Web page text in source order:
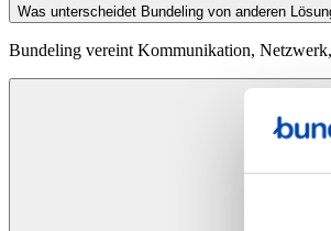
Was unterscheidet Bundeling von anderen
Bundeling vereint Kommunikation,